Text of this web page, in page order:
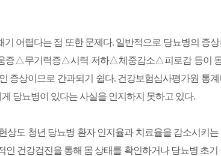
기 어렵다는 점 또한 문제다. 일반적으로 당뇨병의
증△무기력증△시력 저하△체중감소△피로감 등이 동
증상이므로 간과되기 쉽다. 건강보험심사평가원 통계
당뇨병이 있다는 사실을 인지하지 못하고 있다.
상도 청년 당뇨병 환자 인지율과 치료율을 감소시키
인 건강검진을 통해 몸 상태를 확인하거나 당뇨병 초